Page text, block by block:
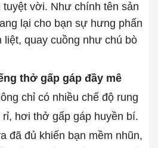
vời. Như chính tên sản
lại cho bạn sự hưng phấn
liệt, quay cuồng như chú bò
thở gấp gáp đầy mê
chỉ có nhiều chế độ rung
rỉ, hơi thở gấp gáp huyền bí.
đã đủ khiến bạn mềm nhũn,